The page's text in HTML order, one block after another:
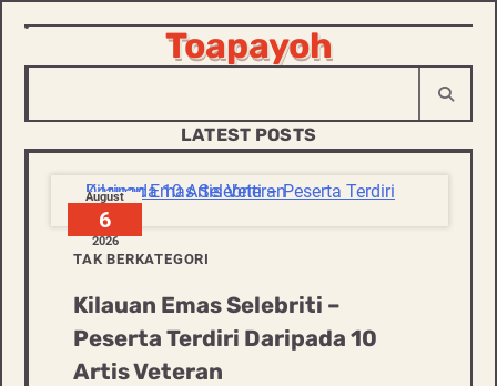
Skip
to
Toapayoh
LATEST POSTS
August
6
2026
TAK BERKATEGORI
Kilauan Emas Selebriti –
Peserta Terdiri Daripada 10
Artis Veteran